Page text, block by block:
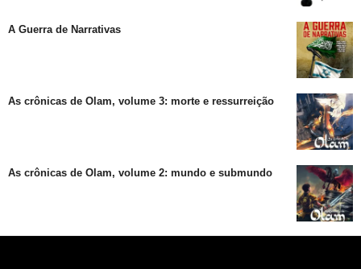
A Guerra de Narrativas
As crônicas de Olam, volume 3: morte e ressurreição
As crônicas de Olam, volume 2: mundo e submundo